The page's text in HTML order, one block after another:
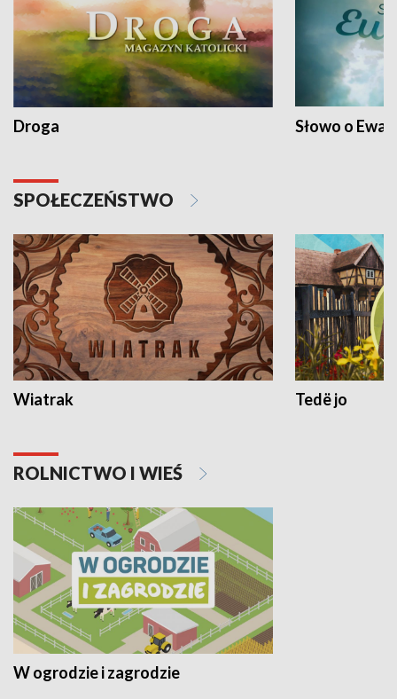
Droga Słowo o
SPOŁECZEŃSTWO
Wiatrak Tedë jo
ROLNICTWO I WIEŚ
W ogrodzie i zagrodzie